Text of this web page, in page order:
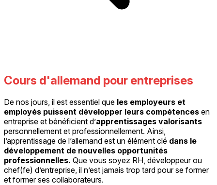
Cours d'allemand pour entreprises
De nos jours, il est essentiel que les employeurs et
employés puissent développer leurs compétences en
entreprise et bénéficient d’apprentissages valorisants
personnellement et professionnellement. Ainsi,
l’apprentissage de l’allemand est un élément clé dans le
développement de nouvelles opportunités
professionnelles. Que vous soyez RH, développeur ou
chef(fe) d’entreprise, il n’est jamais trop tard pour se former
et former ses collaborateurs.